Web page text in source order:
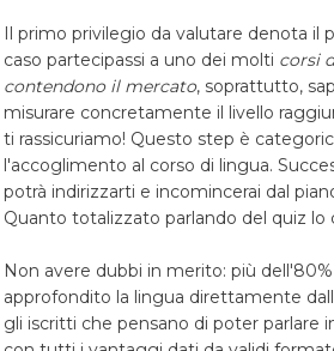
Il primo privilegio da valutare denota il
caso partecipassi a uno dei molti corsi
contendono il mercato, soprattutto,
misurare concretamente il livello
ti rassicuriamo! Questo step è
l'accoglimento al corso di lingua.
potrà indirizzarti e incomincerai dal
Quanto totalizzato parlando del quiz
Non avere dubbi in merito: più
approfondito la lingua direttamente
gli iscritti che pensano di poter parlare